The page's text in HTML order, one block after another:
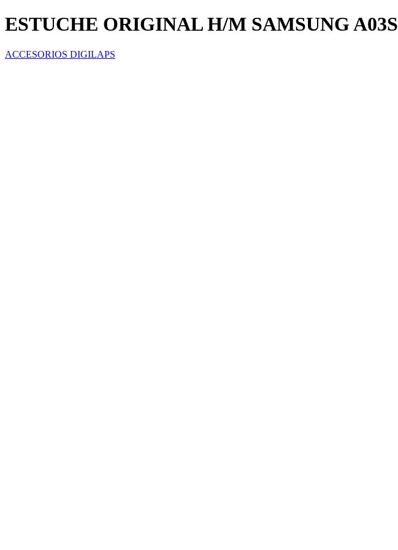
ESTUCHE ORIGINAL H/M SAMSUNG A03S
ACCESORIOS DIGILAPS